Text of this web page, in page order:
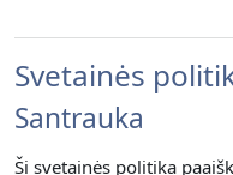
Svetainės
Santrauka
Ši svetainės politika